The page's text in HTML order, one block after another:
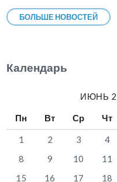
БОЛЬШЕ НОВОСТЕЙ
Календарь
ИЮНЬ
Пн Вт Ср Чт
1 2 3 4
8
9 10 11
15
16 17 18